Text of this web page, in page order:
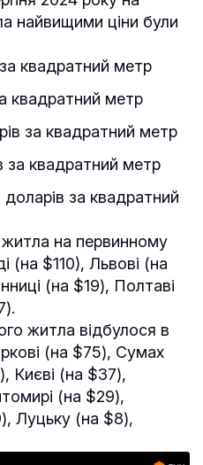
найвищими ціни були
квадратний метр
квадратний метр
за квадратний метр
за квадратний метр
за квадратний
житла на первинному
(на $110), Львові (на
(на $19), Полтаві
житла відбулося в
(на $75), Сумах
Києві (на $37),
(на $29),
Луцьку (на $8),